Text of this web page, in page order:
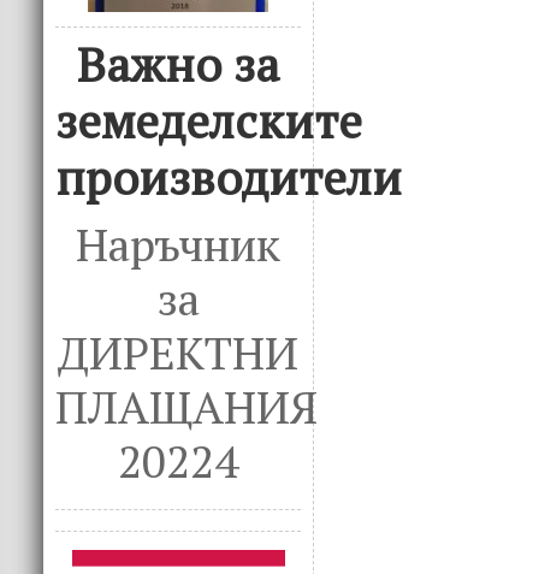
Важно за
земеделските
производители
Наръчник
за
ДИРЕКТНИ
ПЛАЩАНИЯ
20224